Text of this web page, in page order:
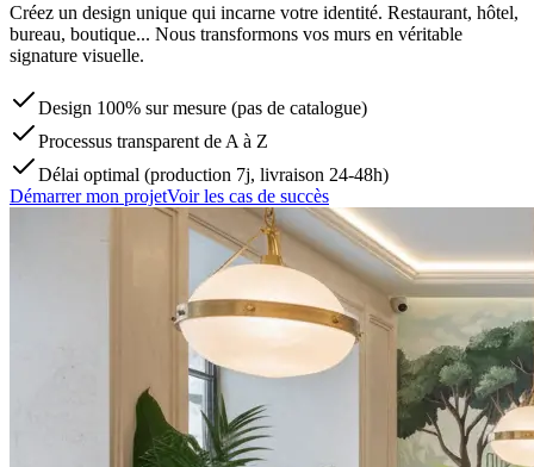
Créez un design unique qui incarne votre identité. Restaurant, hôtel,
bureau, boutique... Nous transformons vos murs en véritable
signature visuelle.
Design 100% sur mesure (pas de catalogue)
Processus transparent de A à Z
Délai optimal (production 7j, livraison 24-48h)
Démarrer mon projetVoir les cas de succès